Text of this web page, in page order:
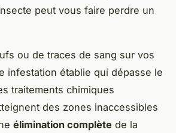
peut vous faire perdre un
ou de traces de sang sur vos
infestation établie qui dépasse le
traitements chimiques
des zones inaccessibles
élimination complète de la